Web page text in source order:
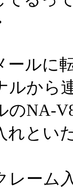
ールに
ルから
のNA-
れとい
レーム